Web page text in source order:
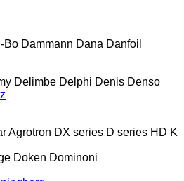
Bo Dammann Dana Danfoil
Delimbe Delphi Denis Denso
Agrotron DX series D series HD K
Doken Dominoni